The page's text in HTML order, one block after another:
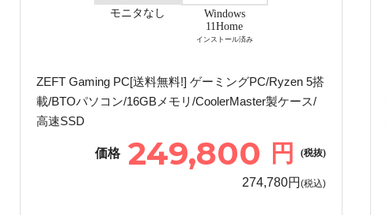
モニタなし
Windows
11Home
インストール済み
ZEFT Gaming PC[送料無料!] ゲーミングPC/Ryzen 5搭
載/BTOパソコン/16GBメモリ/CoolerMaster製ケース/
高速SSD
価格 249,800 円 (税抜)
274,780円 (税込)